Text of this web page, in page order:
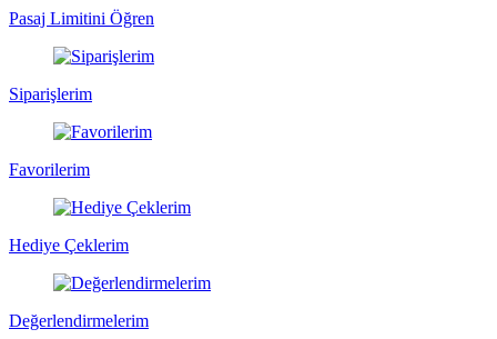
Pasaj Limitini Öğren
Siparişlerim
Favorilerim
Hediye Çeklerim
Değerlendirmelerim